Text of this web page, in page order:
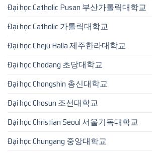
Đại học Catholic Pusan 부산가톨릭대학교
Đại học Catholic 가톨릭대학교
Đại học Cheju Halla 제주한라대학교
Đại học Chodang 초당대학교
Đại học Chongshin 총신대학교
Đại học Chosun 조선대학교
Đại học Christian Seoul 서울기독대학교
Đại học Chungang 중앙대학교